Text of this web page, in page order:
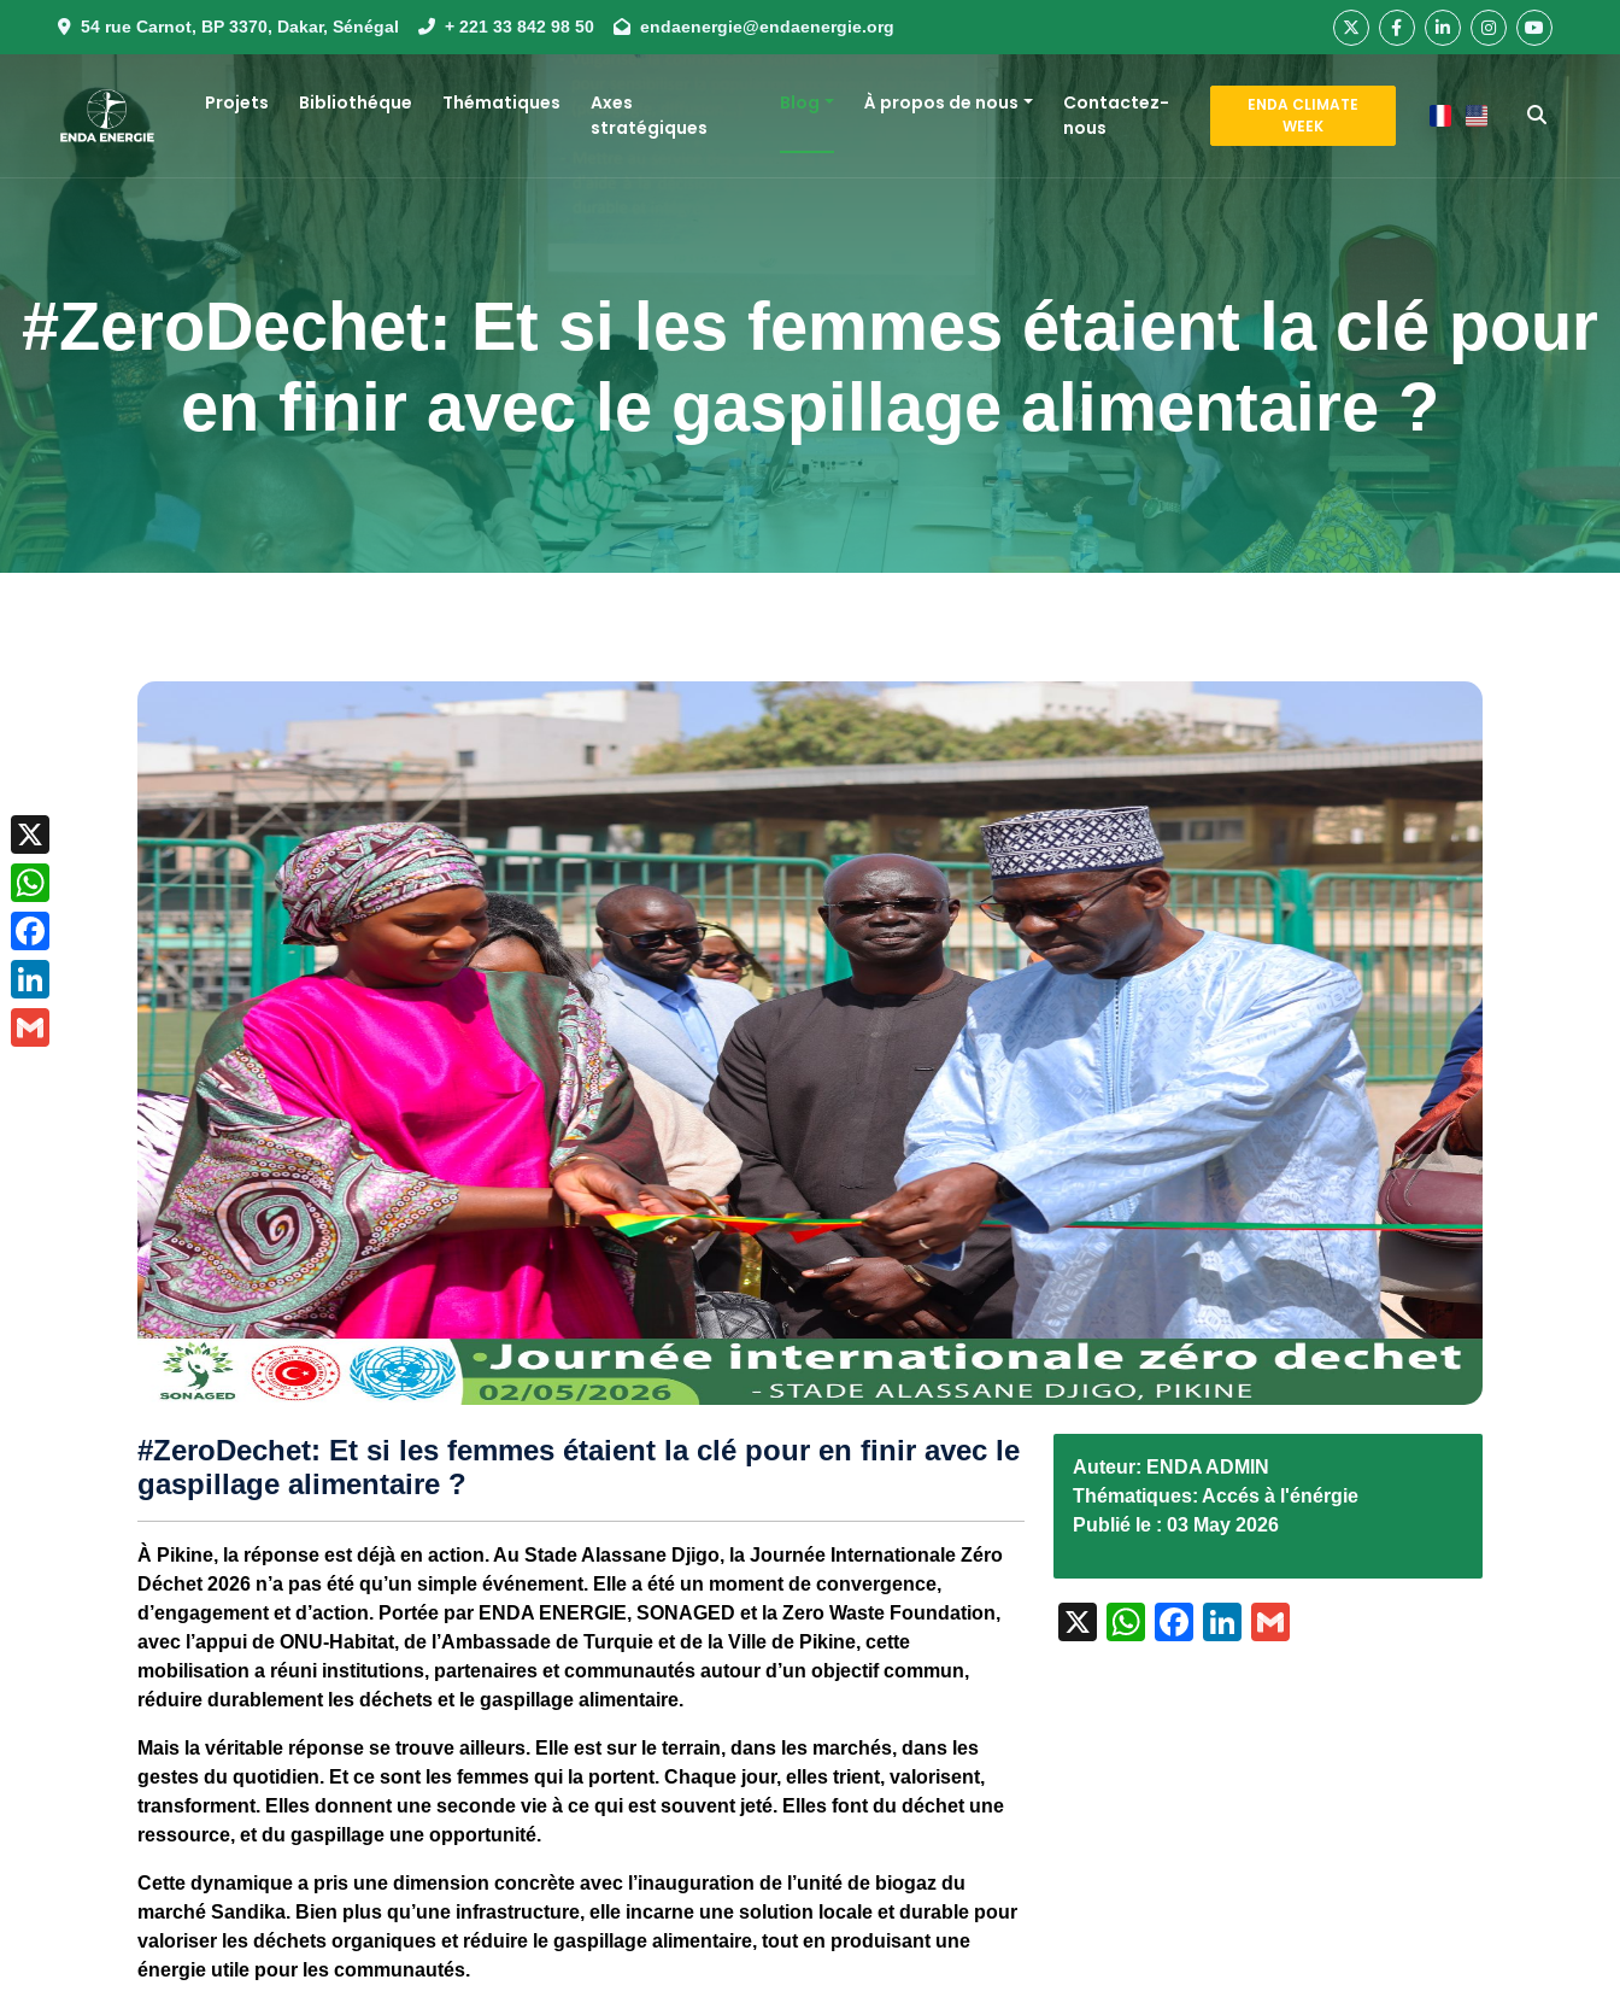
WhatsApp
Facebook
54 rue Carnot, BP 3370, Dakar, Sénégal + 221 33 842 98 50 endaenergie@endaenergie.org
Projets Bibliothéque Thématiques
Axes
stratégiques
Blog À propos de nous
Contactez-
nous
ENDA CLIMATE
WEEK
#ZeroDechet: Et si les femmes étaient la clé pour
en finir avec le gaspillage alimentaire ?
#ZeroDechet: Et si les femmes étaient la clé pour en finir avec le
gaspillage alimentaire ?
À Pikine, la réponse est déjà en action. Au Stade Alassane Djigo, la Journée Internationale Zéro
Déchet 2026 n’a pas été qu’un simple événement. Elle a été un moment de convergence,
d’engagement et d’action. Portée par ENDA ENERGIE, SONAGED et la Zero Waste Foundation,
avec l’appui de ONU-Habitat, de l’Ambassade de Turquie et de la Ville de Pikine, cette
mobilisation a réuni institutions, partenaires et communautés autour d’un objectif commun,
réduire durablement les déchets et le gaspillage alimentaire.
Mais la véritable réponse se trouve ailleurs. Elle est sur le terrain, dans les marchés, dans les
gestes du quotidien. Et ce sont les femmes qui la portent. Chaque jour, elles trient, valorisent,
transforment. Elles donnent une seconde vie à ce qui est souvent jeté. Elles font du déchet une
ressource, et du gaspillage une opportunité.
Cette dynamique a pris une dimension concrète avec l’inauguration de l’unité de biogaz du
marché Sandika. Bien plus qu’une infrastructure, elle incarne une solution locale et durable pour
valoriser les déchets organiques et réduire le gaspillage alimentaire, tout en produisant une
énergie utile pour les communautés.
Auteur: ENDA ADMIN
Thématiques: Accés à l'énérgie
Publié le : 03 May 2026
X WhatsAppFacebook
LinkedIn